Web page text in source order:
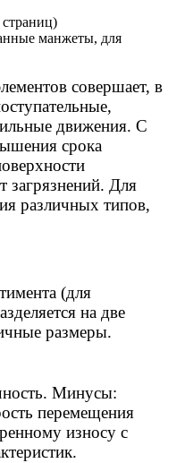
совершает, в
движения. С
срока
загрязнений. Для
различных типов,
(для
на две
размеры.
Минусы:
перемещения
износу с